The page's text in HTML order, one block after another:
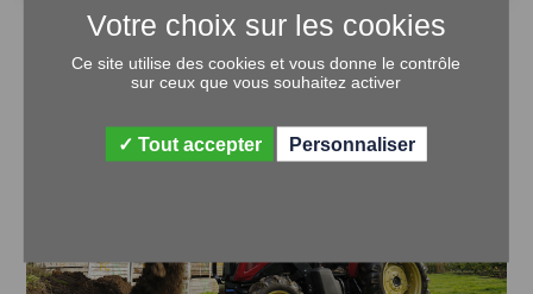
Ce site utilise des cookies et vous donne le contrôle
sur ceux que vous souhaitez activer
Tout accepter Personnaliser